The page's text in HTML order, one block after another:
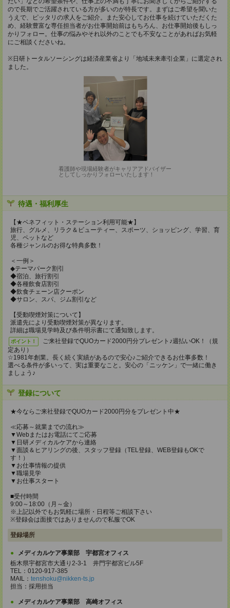
ので長期でご活躍されている方が多いのが特長です。まずはご希望を聞いた
うえで、ピッタリの求人をご紹介。また安心してお仕事を続けていただくた
め、経験豊富な専任担当者がお仕事開始前はもちろん、お仕事開始後もしっ
かりフォロー。仕事の悩みやそれ以外のことでも不安なことがあればお気軽
にご相談くださいね。
※日研トータルソーシングは経済産業省より「地域未来牽引企業」に選定され
ました。
看護師や現場経験者がキャリアアドバイザー
としてしっかりフォローいたします！
待遇・福利厚生
【★ベネフィット・ステーション利用可能★】
旅行、グルメ、リラク＆ビューティー、スポーツ、ショッピング、学習、育
児、ペットなど
各種ジャンルのお得な特典多数！
＜一例＞
◆テーマパーク割引
◆宿泊、旅行割引
◆各種飲食店割引
◆飲食チェーン店クーポン
◆サロン、スパ、ジム割引など
【受動喫煙対策について】
派遣先により受動喫煙対策が異なります。
詳細は職場見学時及び条件明示書にて通知致します。
ポイント！
ご来社登録でQUOカード2000円分プレゼント♪週払いOK！（規
定あり）
☆1981年創業。長く続く実績があるので安心♪ご紹介できるお仕事多数！
選べる条件が多いって、実は重要なこと。安心の「ニッケン」で一緒に働き
ましょう♪
登録について
★今ならご来社登録でQUOカード2000円分をプレゼント中★
≪応募～就業までの流れ≫
▼Webまたはお電話にてご応募
▼日研メディカルケアから連絡
▼面談＆ヒアリングの後、スタッフ登録（TEL登録、WEB登録もOKで
す！）
▼お仕事情報の提供
▼職場見学
▼お仕事スタート
■受付時間
9:00～18:00（月～金）
※上記以外でもお気軽に場所・日程等ご相談下さい
※登録会は面接ではありませんので私服でOK
登録場所
メディカルケア事業部 宇都宮オフィス
栃木県宇都宮市大通り2-3-1 井門宇都宮ビル5F
TEL：0120-917-385
MAIL： tenshoku@nikken-ts.jp
担当：採用担当
メディカルケア事業部 高崎オフィス